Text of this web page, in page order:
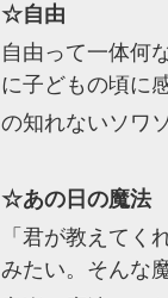
☆自由
自由って一体何
に子どもの頃に
の知れないソワ
☆あの日の魔法
「君が教えて
みたい。そんな